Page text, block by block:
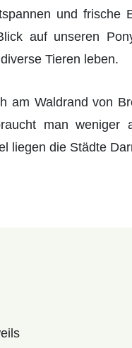
und frische
auf unseren
Tieren leben.
am Waldrand von
man
liegen die Städte